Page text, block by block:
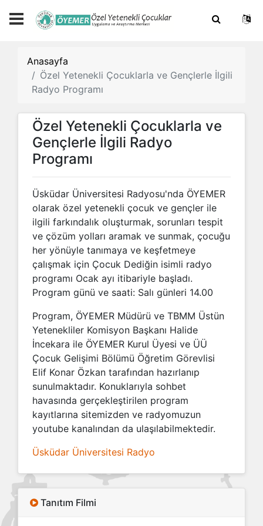
Anasayfa
Özel Yetenekli Çocuklarla ve Gençlerle İlgili
Radyo Programı
Özel Yetenekli Çocuklarla ve
Gençlerle İlgili Radyo
Programı
Üsküdar Üniversitesi Radyosu'nda ÖYEMER
olarak özel yetenekli çocuk ve gençler ile
ilgili farkındalık oluşturmak, sorunları tespit
ve çözüm yolları aramak ve sunmak, çocuğu
her yönüyle tanımaya ve keşfetmeye
çalışmak için Çocuk Dediğin isimli radyo
programı Ocak ayı itibariyle başladı.
Program günü ve saati: Salı günleri 14.00
Program, ÖYEMER Müdürü ve TBMM Üstün
Yetenekliler Komisyon Başkanı Halide
İncekara ile ÖYEMER Kurul Üyesi ve ÜÜ
Çocuk Gelişimi Bölümü Öğretim Görevlisi
Elif Konar Özkan tarafından hazırlanıp
sunulmaktadır. Konuklarıyla sohbet
havasında gerçekleştirilen program
kayıtlarına sitemizden ve radyomuzun
youtube kanalından da ulaşılabilmektedir.
Üsküdar Üniversitesi Radyo
Tanıtım Filmi